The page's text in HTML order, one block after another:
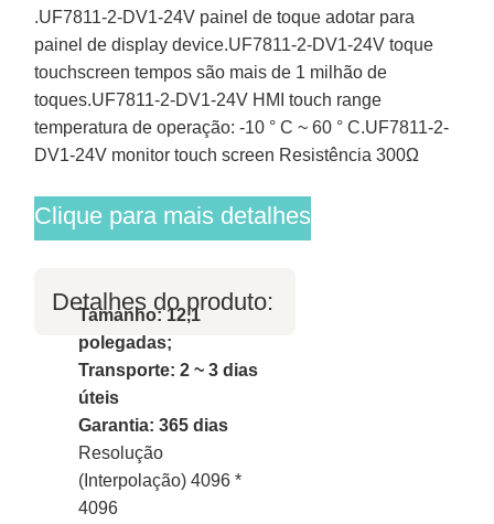
.UF7811-2-DV1-24V painel de toque adotar para
painel de display device.UF7811-2-DV1-24V toque
touchscreen tempos são mais de 1 milhão de
toques.UF7811-2-DV1-24V HMI touch range
temperatura de operação: -10 ° C ~ 60 ° C.UF7811-2-
DV1-24V monitor touch screen Resistência 300Ω
Clique para mais detalhes
Detalhes do produto:
Tamanho: 12,1
polegadas;
Transporte: 2 ~ 3 dias
úteis
Garantia: 365 dias
Resolução
(Interpolação) 4096 *
4096